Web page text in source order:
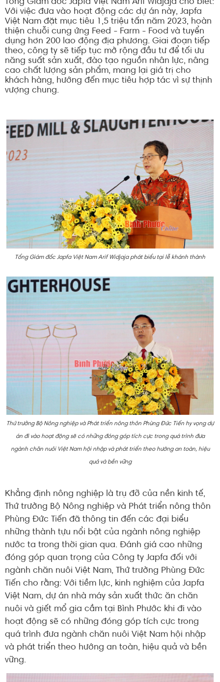
Tổng Giám đốc Japfa Việt Nam Arif Widjaja cho biết:
Với việc đưa vào hoạt động các dự án này, Japfa
Việt Nam đặt mục tiêu 1,5 triệu tấn năm 2023, hoàn
thiện chuỗi cung ứng Feed - Farm - Food và tuyển
dụng hơn 200 lao động địa phương. Giai đoạn tiếp
theo, công ty sẽ tiếp tục mở rộng đầu tư để tối ưu
năng suất sản xuất, đào tạo nguồn nhân lực, nâng
cao chất lượng sản phẩm, mang lại giá trị cho
khách hàng, hướng đến mục tiêu hợp tác vì sự thịnh
vượng chung.
Tổng Giám đốc Japfa Việt Nam Arif Widjaja phát biểu tại lễ khánh thành
Thứ trưởng Bộ Nông nghiệp và Phát triển nông thôn Phùng Đức Tiến hy vọng dự
án đi vào hoạt động sẽ có những đóng góp tích cực trong quá trình đưa
ngành chăn nuôi Việt Nam hội nhập và phát triển theo hướng an toàn, hiệu
quả và bền vững
Khẳng định nông nghiệp là trụ đỡ của nền kinh tế,
Thứ trưởng Bộ Nông nghiệp và Phát triển nông thôn
Phùng Đức Tiến đã thông tin đến các đại biểu
những thành tựu nổi bật của ngành nông nghiệp
nước ta trong thời gian qua. Đánh giá cao những
đóng góp quan trọng của Công ty Japfa đối với
ngành chăn nuôi Việt Nam, Thứ trưởng Phùng Đức
Tiến cho rằng: Với tiềm lực, kinh nghiệm của Japfa
Việt Nam, dự án nhà máy sản xuất thức ăn chăn
nuôi và giết mổ gia cầm tại Bình Phước khi đi vào
hoạt động sẽ có những đóng góp tích cực trong
quá trình đưa ngành chăn nuôi Việt Nam hội nhập
và phát triển theo hướng an toàn, hiệu quả và bền
vững.